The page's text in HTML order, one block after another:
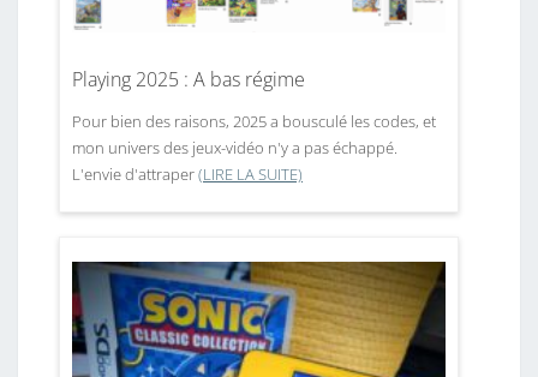
Playing 2025 : A bas régime
Pour bien des raisons, 2025 a bousculé les codes, et
mon univers des jeux-vidéo n'y a pas échappé.
L'envie d'attraper(LIRE LA SUITE)